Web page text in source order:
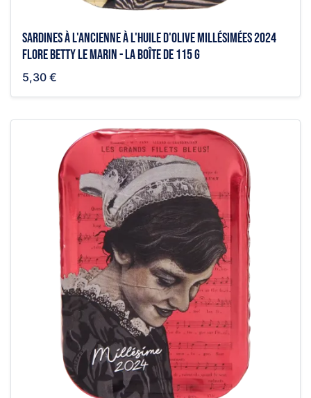
Sardines à l'ancienne à l'huile d'olive millésimées 2024
Flore Betty Le marin - la boîte de 115 g
5,30 €